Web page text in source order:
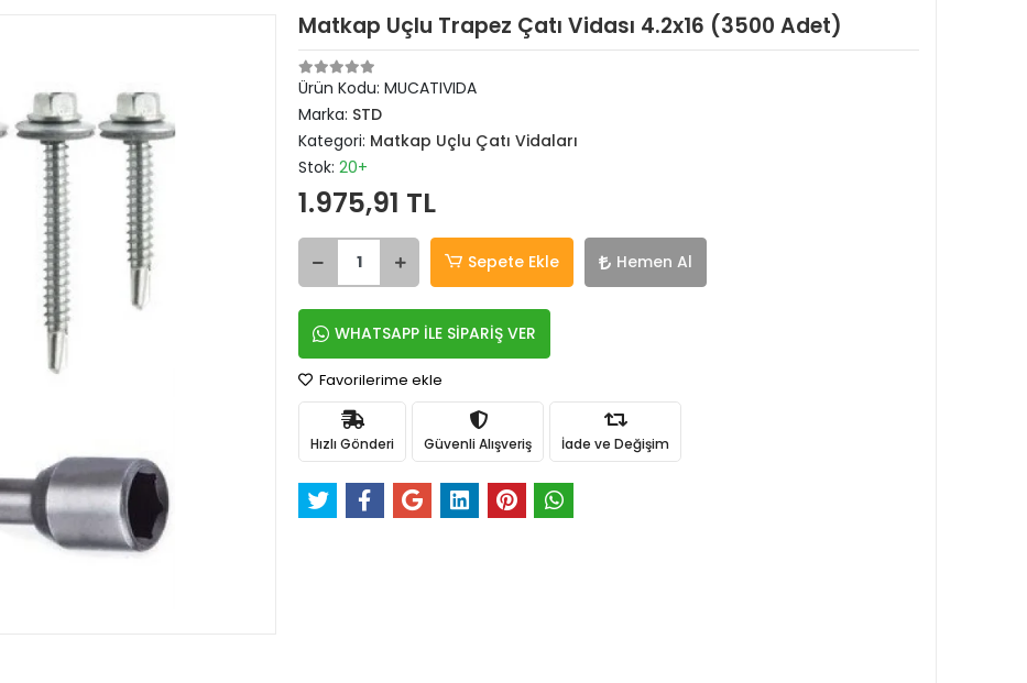
Matkap Uçlu Trapez Çatı Vidası 4.2x16 (3500 Adet)
Ürün Kodu: MUCATIVIDA
Marka: STD
Kategori: Matkap Uçlu Çatı Vidaları
Stok: 20+
1.975,91 TL
Sepete Ekle Hemen Al
WHATSAPP İLE SİPARİŞ VER
Favorilerime ekle
Hızlı Gönderi Güvenli Alışveriş İade ve Değişim